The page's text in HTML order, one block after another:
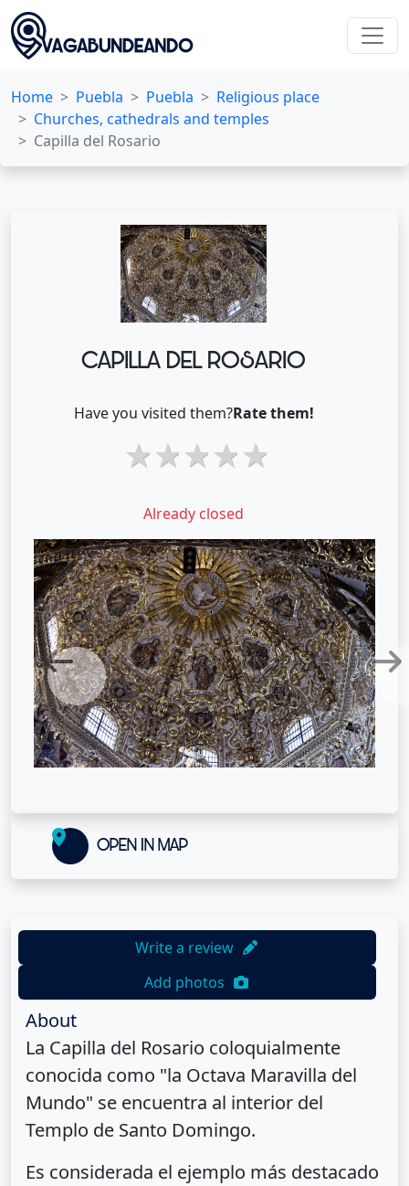
Home Puebla Puebla
Religious place
Churches, cathedrals and temples
Capilla del Rosario
CAPILLA DEL ROSARIO
Have you visited them?Rate them!
4 stars
3 stars
2 stars
1 star
Already closed
Previous Next
OPEN IN MAP
Write a review
Add photos
About
La Capilla del Rosario coloquialmente
conocida como "la Octava Maravilla del
Mundo" se encuentra al interior del
Templo de Santo Domingo.
Es considerada el ejemplo más destacado